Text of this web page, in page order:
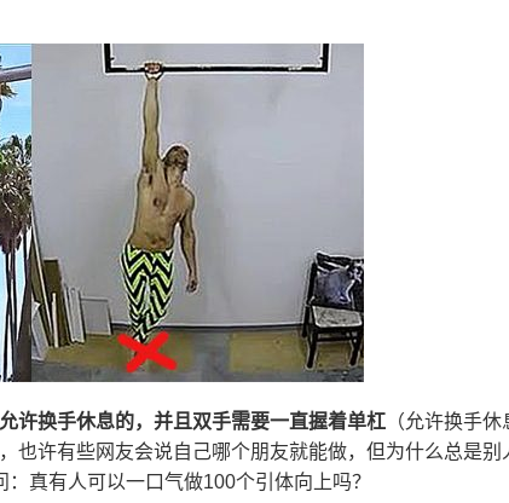
许换手休息的，并且双手需要一直握着单杠 （允许换手休
也许有些网友会说自己哪个朋友就能做，但为什么总是别
真有人可以一口气做100个引体向上吗？